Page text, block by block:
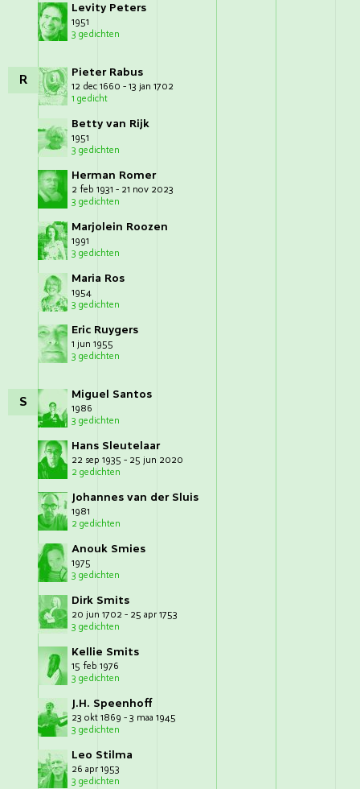
Levity Peters
1951
3 gedichten
R Pieter Rabus
12 dec 1660 - 13 jan 1702
1 gedicht
Betty van Rijk
1951
3 gedichten
Herman Romer
2 feb 1931 - 21 nov 2023
3 gedichten
Marjolein Roozen
1991
3 gedichten
Maria Ros
1954
3 gedichten
Eric Ruygers
1 jun 1955
3 gedichten
S Miguel Santos
1986
3 gedichten
Hans Sleutelaar
22 sep 1935 - 25 jun 2020
2 gedichten
Johannes van der Sluis
1981
2 gedichten
Anouk Smies
1975
3 gedichten
Dirk Smits
20 jun 1702 - 25 apr 1753
3 gedichten
Kellie Smits
15 feb 1976
3 gedichten
J.H. Speenhoff
23 okt 1869 - 3 maa 1945
3 gedichten
Leo Stilma
26 apr 1953
3 gedichten